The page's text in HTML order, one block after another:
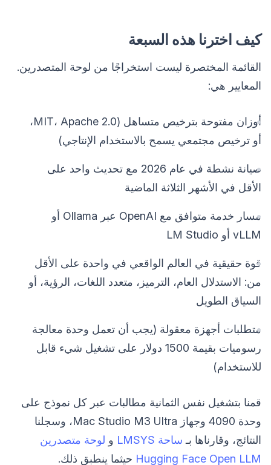
كيف اخترنا هذه السبعة
القائمة المختصرة ليست استخراجًا من لوحة المتصدرين.
المعايير هي:
أوزان مفتوحة بترخيص متساهل (MIT، Apache 2.0،
أو ترخيص مجتمعي يسمح بالاستخدام الإنتاجي)
صيانة نشطة في عام 2026 مع تحديث واحد على
الأقل في الأشهر الثلاثة الماضية
مسار خدمة متوافق مع OpenAI عبر Ollama أو
vLLM أو LM Studio
قوة حقيقية في العالم الواقعي في واحدة على الأقل
من: الاستدلال العام، الترميز، متعدد اللغات، الرؤية، أو
السياق الطويل
متطلبات أجهزة معقولة (يجب أن تعمل وحدة معالجة
رسوميات بقيمة 1500 دولار على تشغيل شيء قابل
للاستخدام)
قمنا بتشغيل نفس الثمانية مطالبات عبر كل نموذج على
وحدة 4090 وجهاز Mac Studio M3 Ultra، وسجلنا
النتائج، وقارناها بـ ساحة LMSYS و لوحة متصدرين
Hugging Face Open LLM حيثما ينطبق ذلك.